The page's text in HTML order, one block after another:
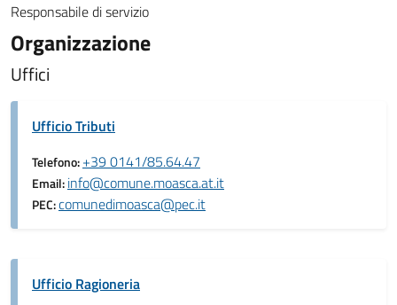
Responsabile di servizio
Organizzazione
Uffici
Ufficio Tributi
Telefono:+39 0141/85.64.47
Email:info@comune.moasca.at.it
PEC:comunedimoasca@pec.it
Ufficio Ragioneria